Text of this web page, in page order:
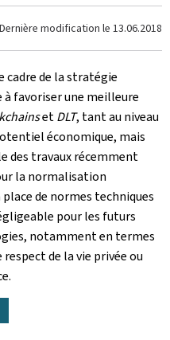
Dernière modification le 13.06.2018
cadre de la stratégie
favoriser une meilleure
etDLT, tant au niveau
économique, mais
des travaux récemment
la normalisation
de normes techniques
pour les futurs
notamment en termes
de la vie privée ou